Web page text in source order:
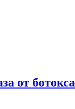
от ботокса